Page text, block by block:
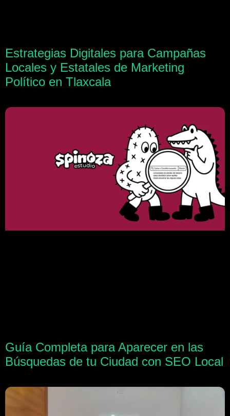
Estrategias Digitales para Campañas
Locales y Estatales de Marketing
Político en Tlaxcala
Guía Completa para Aparecer en las
Búsquedas de tu Ciudad con SEO Local